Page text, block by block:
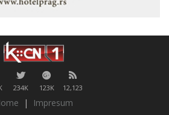
234K 123K 12,123
|
Impresum